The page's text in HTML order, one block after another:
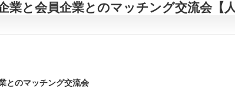
業と会員企業とのマッチング交流会【
とのマッチング交流会